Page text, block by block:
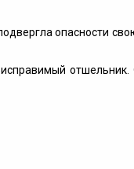
опасности